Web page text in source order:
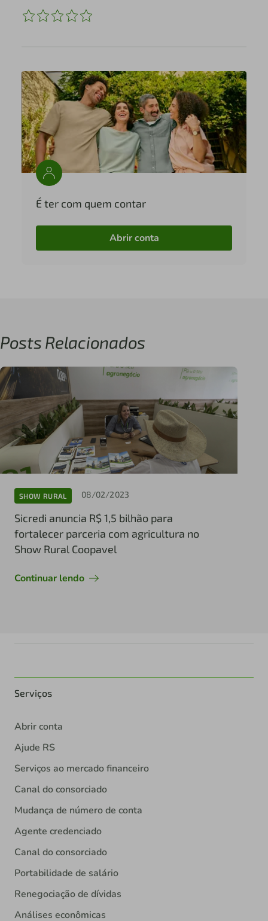
É ter com quem contar
Abrir conta
Posts Relacionados
SHOW RURAL 08/02/2023
Sicredi anuncia R$ 1,5 bilhão para
fortalecer parceria com agricultura no
Show Rural Coopavel
Continuar lendo
Serviços
Abrir conta
Ajude RS
Serviços ao mercado financeiro
Canal do consorciado
Mudança de número de conta
Agente credenciado
Canal do consorciado
Portabilidade de salário
Renegociação de dívidas
Análises econômicas